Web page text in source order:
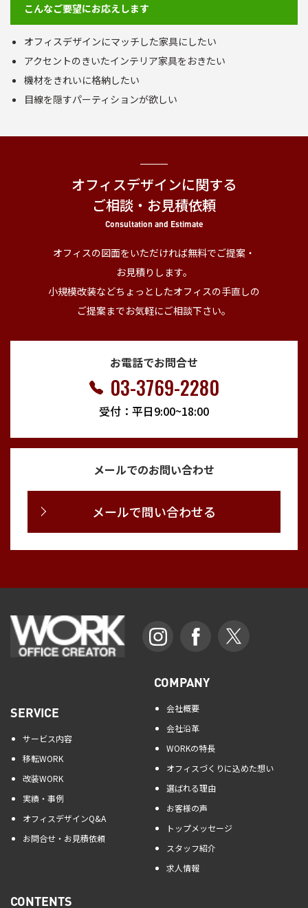
こんなご要望にお応えします
オフィスデザインにマッチした家具にしたい
アクセントのきいたインテリア家具をおきたい
機材をきれいに格納したい
目線を隠すパーティションが欲しい
オフィスデザインに関する
ご相談・お見積依頼
Consultation and Estimate
オフィスの図面をいただければ無料でご提案・
お見積りします。
小規模改装などちょっとしたオフィスの手直しの
ご提案までお気軽にご相談下さい。
お電話でお問合せ
03-3769-2280
受付：平日9:00~18:00
メールでのお問い合わせ
メールで問い合わせる
SERVICE
サービス内容
移転WORK
改装WORK
実績・事例
オフィスデザインQ&A
お問合せ・お見積依頼
COMPANY
会社概要
会社沿革
WORKの特長
オフィスづくりに込めた想い
選ばれる理由
お客様の声
トップメッセージ
スタッフ紹介
求人情報
CONTENTS